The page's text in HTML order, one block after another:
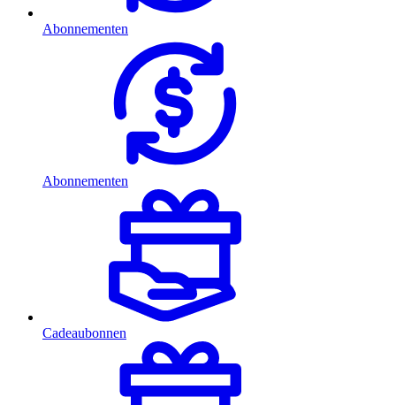
Abonnementen
Abonnementen
Cadeaubonnen